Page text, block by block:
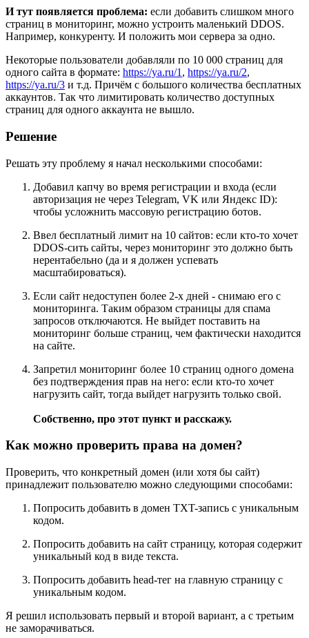
И тут появляется проблема: если добавить слишком много
страниц в мониторинг, можно устроить маленький DDOS.
Например, конкуренту. И положить мои сервера за одно.
Некоторые пользователи добавляли по 10 000 страниц для
одного сайта в формате: https://ya.ru/1 , https://ya.ru/2,
https://ya.ru/3 и т.д. Причём с большого количества бесплатных
аккаунтов. Так что лимитировать количество доступных
страниц для одного аккаунта не вышло.
Решение
Решать эту проблему я начал несколькими способами:
Добавил капчу во время регистрации и входа (если
авторизация не через Telegram, VK или Яндекс ID):
чтобы усложнить массовую регистрацию ботов.
Ввел бесплатный лимит на 10 сайтов: если кто-то хочет
DDOS-сить сайты, через мониторинг это должно быть
нерентабельно (да и я должен успевать
масштабироваться).
Если сайт недоступен более 2-х дней - снимаю его с
мониторинга. Таким образом страницы для спама
запросов отключаются. Не выйдет поставить на
мониторинг больше страниц, чем фактически находится
на сайте.
Запретил мониторинг более 10 страниц одного домена
без подтверждения прав на него: если кто-то хочет
нагрузить сайт, тогда выйдет нагрузить только свой.
Собственно, про этот пункт и расскажу.
Как можно проверить права на домен?
Проверить, что конкретный домен (или хотя бы сайт)
принадлежит пользователю можно следующими способами:
Попросить добавить в домен TXT-запись с уникальным
кодом.
Попросить добавить на сайт страницу, которая содержит
уникальный код в виде текста.
Попросить добавить head-тег на главную страницу с
уникальным кодом.
Я решил использовать первый и второй вариант, а с третьим
не заморачиваться.